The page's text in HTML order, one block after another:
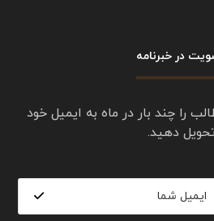
در خبرنامه
را چند بار در ماه به ایمیل خود
دهید.